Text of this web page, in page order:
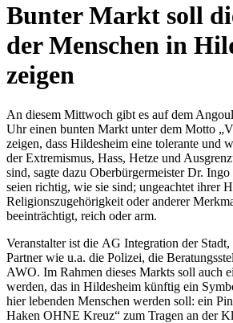
Bunter Markt soll
der Menschen in
zeigen
An diesem Mittwoch gibt es auf dem
Uhr einen bunten Markt unter dem Motto
zeigen, dass Hildesheim eine tolerante und
der Extremismus, Hass, Hetze und
sind, sagte dazu Oberbürgermeister Dr.
seien richtig, wie sie sind; ungeachtet ihrer
Religionszugehörigkeit oder anderer
beeinträchtigt, reich oder arm.
Veranstalter ist die AG Integration der
Partner wie u.a. die Polizei, die
AWO. Im Rahmen dieses Markts soll auch
werden, das in Hildesheim künftig ein
hier lebenden Menschen werden soll: ein
Haken OHNE Kreuz“ zum Tragen an der